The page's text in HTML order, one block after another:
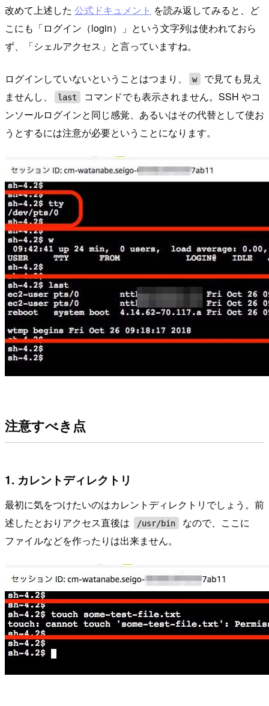
改めて上述した 公式ドキュメント を読み返してみると、ど
こにも「ログイン（login）」という文字列は使われておら
ず、「シェルアクセス」と言っていますね。
ログインしていないということはつまり、 w
で見ても見え
ませんし、
last
コマンドでも表示されません。SSH やコ
ンソールログインと同じ感覚、あるいはその代替として使お
うとするには注意が必要ということになります。
注意すべき点
1. カレントディレクトリ
最初に気をつけたいのはカレントディレクトリでしょう。前
述したとおりアクセス直後は
/usr/bin
なので、ここに
ファイルなどを作ったりは出来ません。